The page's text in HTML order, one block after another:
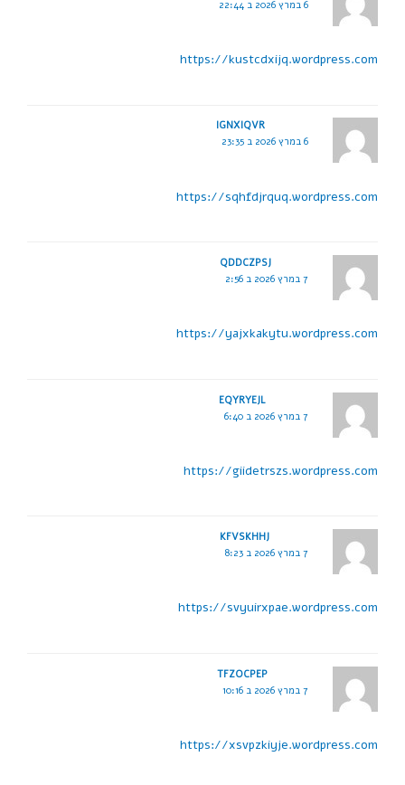
6 במרץ 2026 ב 22:44
https://kustcdxijq.wordpress.com
IGNXIQVR
6 במרץ 2026 ב 23:35
https://sqhfdjrquq.wordpress.com
QDDCZPSJ
7 במרץ 2026 ב 2:56
https://yajxkakytu.wordpress.com
EQYRYEJL
7 במרץ 2026 ב 6:40
https://giidetrszs.wordpress.com
KFVSKHHJ
7 במרץ 2026 ב 8:23
https://svyuirxpae.wordpress.com
TFZOCPEP
7 במרץ 2026 ב 10:16
https://xsvpzkiyje.wordpress.com